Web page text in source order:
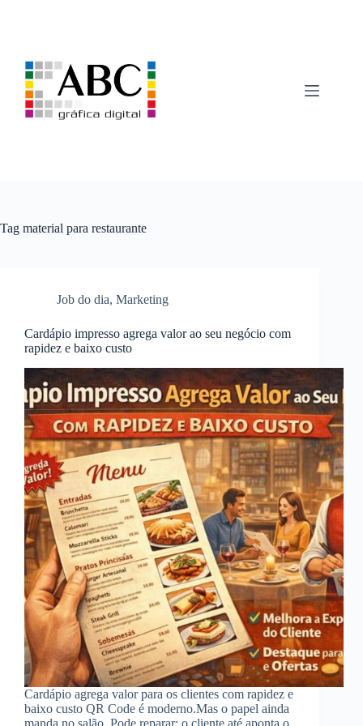
Tag material para restaurante
Job do dia, Marketing
Cardápio impresso agrega valor ao seu negócio com
rapidez e baixo custo
Cardápio agrega valor para os clientes com rapidez e
baixo custo QR Code é moderno.Mas o papel ainda
manda no salão. Pode reparar: o cliente até aponta o